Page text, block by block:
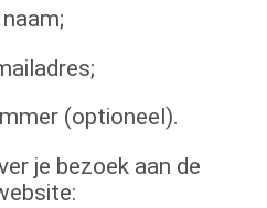
naam;
(optioneel).
je bezoek aan de